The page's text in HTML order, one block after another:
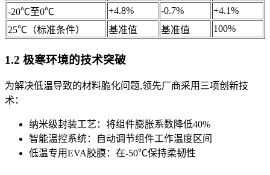
-20℃至0℃
+4.8% -0.7%
+4.1%
25℃（标准条件）
基准值 基准值 100%
1.2 极寒环境的技术突破
为解决低温导致的材料脆化问题,领先厂商采用三项创新技
术：
纳米级封装工艺：将组件膨胀系数降低40%
智能温控系统：自动调节组件工作温度区间
低温专用EVA胶膜：在-50℃保持柔韧性